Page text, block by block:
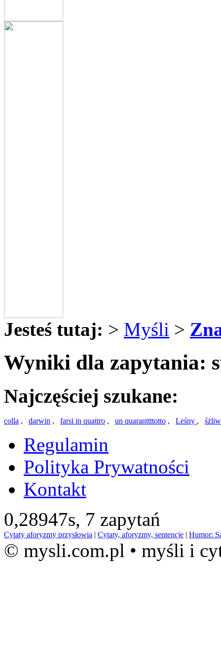
Jesteś tutaj: > Myśli >
Wyniki dla zapytania:
Najczęściej szukane:
colla , darwin , farsi in quattro , un quaranttttotto , Leśny ,
Regulamin
Polityka Prywatności
Kontakt
0,28947s, 7 zapytań
Cytaty aforyzmy przysłowia | Cytaty, aforyzmy, sentencje | Humor:
© mysli.com.pl • myśli i